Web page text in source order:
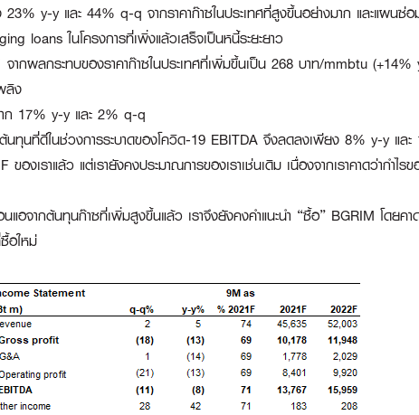
y-y และ 44% q-q จากราคาก๊าซในประเทศที่สูงขึ้นอย่างมาก และแผนซ่
loans ในโครงการที่เพิ่งแล้วเสร็จเป็นหนี้ระยะยาว
ผลกระทบของราคาก๊าซในประเทศที่เพิ่มขึ้นเป็น 268 บาท/mmbtu
ลิง
ก 17% y-y และ 2% q-q
นที่ดีในช่วงการระบาดของโควิด-19 EBITDA จึงลดลงเพียง 8% y-y แล
เราแล้ว แต่เรายังคงประมาณการของเราเช่นเดิม เนื่องจากเราคาดว่ากำไ
นแอจากต้นทุนก๊าซที่เพิ่มสูงขึ้นแล้ว เราจึงยังคงคำแนะนำ “ซื้อ” BGRIM โดยค
อใหม่